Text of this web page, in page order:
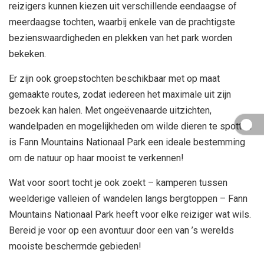
reizigers kunnen kiezen uit verschillende eendaagse of
meerdaagse tochten, waarbij enkele van de prachtigste
bezienswaardigheden en plekken van het park worden
bekeken.
Er zijn ook groepstochten beschikbaar met op maat
gemaakte routes, zodat iedereen het maximale uit zijn
bezoek kan halen. Met ongeëvenaarde uitzichten,
wandelpaden en mogelijkheden om wilde dieren te spotten
is Fann Mountains Nationaal Park een ideale bestemming
om de natuur op haar mooist te verkennen!
Wat voor soort tocht je ook zoekt – kamperen tussen
weelderige valleien of wandelen langs bergtoppen – Fann
Mountains Nationaal Park heeft voor elke reiziger wat wils.
Bereid je voor op een avontuur door een van ’s werelds
mooiste beschermde gebieden!